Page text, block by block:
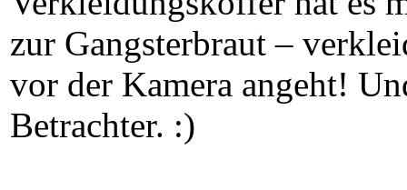
zur Gangsterbraut –
vor der Kamera angeht!
Betrachter. :)